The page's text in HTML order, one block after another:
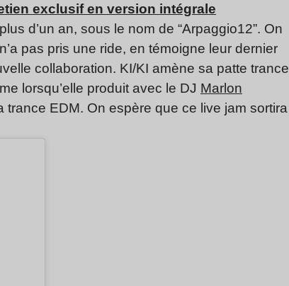
exclusif en version intégrale
d’un an, sous le nom de “Arpaggio12”. On
n’a pas pris une ride, en témoigne leur dernier
collaboration. KI/KI amène sa patte trance
lorsqu’elle produit avec le DJ Marlon
trance EDM. On espère que ce live jam sortira